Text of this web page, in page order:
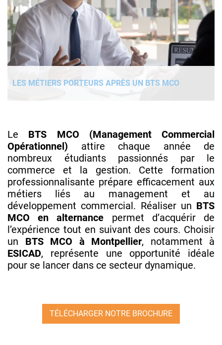
LES MÉTIERS PORTEURS APRÈS UN BTS MCO
Le BTS MCO (Management Commercial
Opérationnel) attire chaque année de
nombreux étudiants passionnés par le
commerce et la gestion. Cette formation
professionnalisante prépare efficacement aux
métiers liés au management et au
développement commercial. Réaliser un BTS
MCO en alternance permet d’acquérir de
l’expérience tout en suivant des cours. Choisir
un BTS MCO à Montpellier, notamment à
ESICAD, représente une opportunité idéale
pour se lancer dans ce secteur dynamique.
TÉLÉCHARGER NOTRE BROCHURE